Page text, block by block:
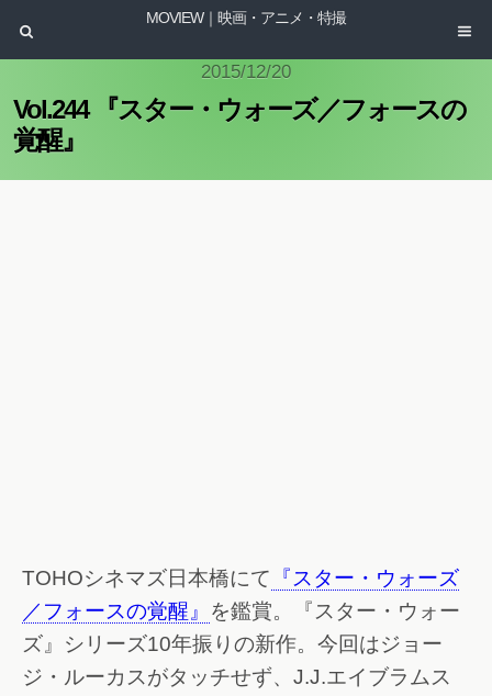
MOVIEW｜映画・アニメ・特撮
2015/12/20
Vol.244 『スター・ウォーズ／フォースの
覚醒』
TOHOシネマズ日本橋にて 『スター・ウォーズ
／フォースの覚醒』 を鑑賞。『スター・ウォー
ズ』シリーズ10年振りの新作。今回はジョー
ジ・ルーカスがタッチせず、J.J.エイブラムス